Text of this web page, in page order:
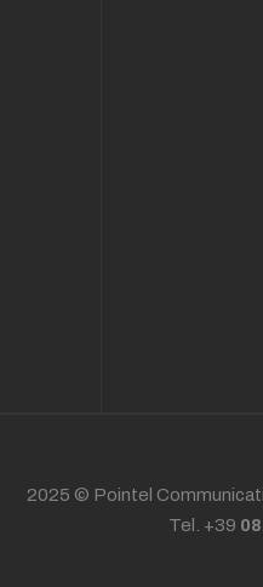
2025 © Pointel
Tel. +39